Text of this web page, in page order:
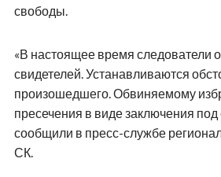
свободы.
«В настоящее время следователи
свидетелей. Устанавливаются
произошедшего. Обвиняемому
пресечения в виде заключения под
сообщили в пресс-службе
СК.